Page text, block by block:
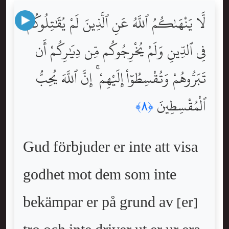
لَّا يَنْهَىٰكُمُ ٱللَّهُ عَنِ ٱلَّذِينَ لَمْ يُقَٰتِلُوكُمْ
فِى ٱلدِّينِ وَلَمْ يُخْرِجُوكُم مِّن دِيَٰرِكُمْ أَن
تَبَرُّوهُمْ وَتُقْسِطُوٓاْ إِلَيْهِمْ ۚ إِنَّ ٱللَّهَ يُحِبُّ
ٱلْمُقْسِطِينَ ﴿٨﴾
Gud förbjuder er inte att visa
godhet mot dem som inte
bekämpar er på grund av [er]